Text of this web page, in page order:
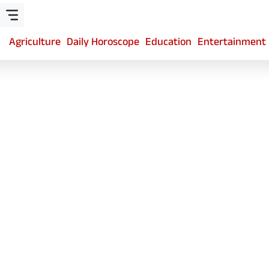
Agriculture Daily Horoscope Education Entertainment